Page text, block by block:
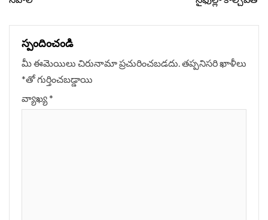
స్పందించండి
మీ ఈమెయిలు చిరునామా ప్రచురించబడదు. తప్పనిసరి ఖాళీలు
*‌తో గుర్తించబడ్డాయి
వ్యాఖ్య*